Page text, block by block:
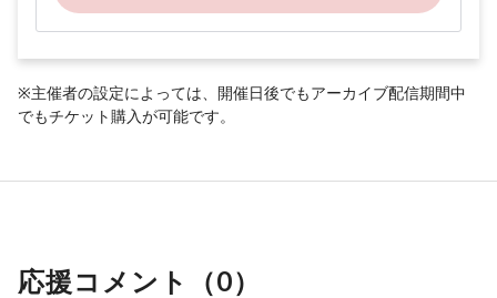
※主催者の設定によっては、開催日後でもアーカイブ配信期間中
でもチケット購入が可能です。
応援コメント（0）